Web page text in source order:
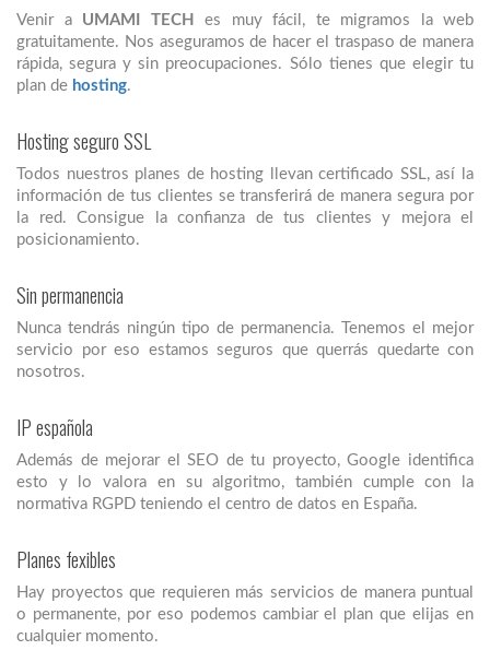
Venir a UMAMI TECH
es muy fácil, te migramos la web
gratuitamente. Nos aseguramos de hacer el traspaso de manera
rápida, segura y sin preocupaciones. Sólo tienes que elegir tu
plan de hosting.
Hosting seguro SSL
Todos nuestros planes de hosting llevan certificado SSL, así la
información de tus clientes se transferirá de manera segura por
la red. Consigue la confianza de tus clientes y mejora el
posicionamiento.
Sin permanencia
Nunca tendrás ningún tipo de permanencia. Tenemos el mejor
servicio por eso estamos seguros que querrás quedarte con
nosotros.
IP española
Además de mejorar el SEO de tu proyecto, Google identifica
esto y lo valora en su algoritmo, también cumple con la
normativa RGPD teniendo el centro de datos en España.
Planes fexibles
Hay proyectos que requieren más servicios de manera puntual
o permanente, por eso podemos cambiar el plan que elijas en
cualquier momento.